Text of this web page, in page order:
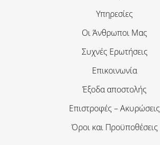
Υπηρεσίες
Οι Άνθρωποι Μας
Συχνές Ερωτήσεις
Επικοινωνία
Έξοδα αποστολής
Επιστροφές – Ακυρώσεις
Όροι και Προϋποθέσεις